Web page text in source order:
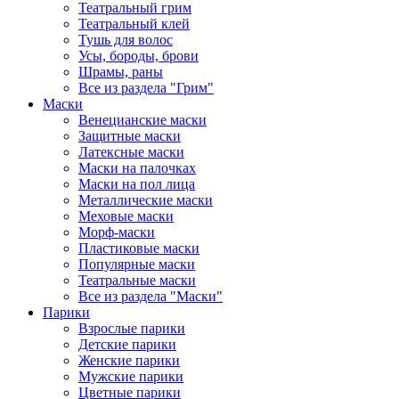
Театральный грим
Театральный клей
Тушь для волос
Усы, бороды, брови
Шрамы, раны
Все из раздела "Грим"
Маски
Венецианские маски
Защитные маски
Латексные маски
Маски на палочках
Маски на пол лица
Металлические маски
Меховые маски
Морф-маски
Пластиковые маски
Популярные маски
Театральные маски
Все из раздела "Маски"
Парики
Взрослые парики
Детские парики
Женские парики
Мужские парики
Цветные парики